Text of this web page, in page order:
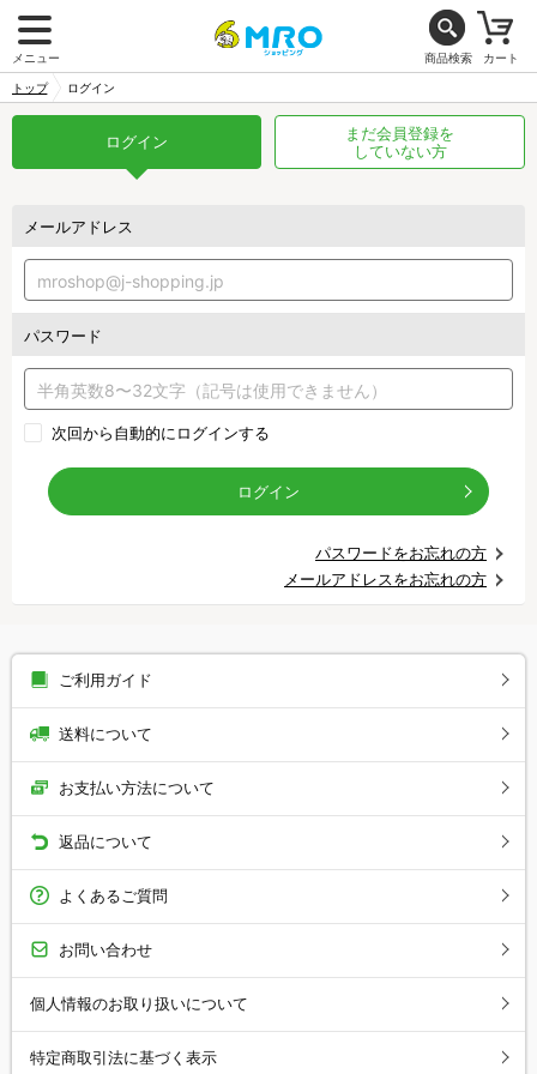
メニュー 商品検索 カート
トップ ログイン
ログイン
まだ会員登録を
していない方
メールアドレス
パスワード
次回から自動的にログインする
ログイン
パスワードをお忘れの方
メールアドレスをお忘れの方
ご利用ガイド
送料について
お支払い方法について
返品について
よくあるご質問
お問い合わせ
個人情報のお取り扱いについて
特定商取引法に基づく表示